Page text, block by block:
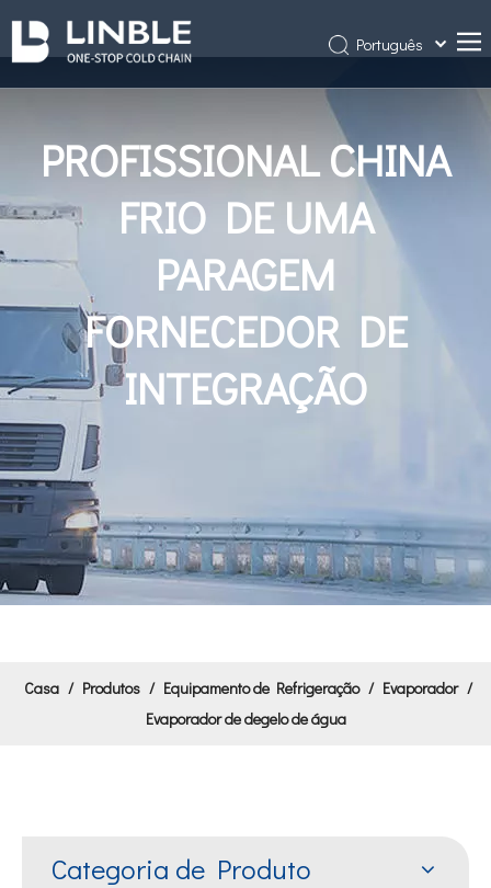
Sobre nós
Projetos
Notícia
Contate-Nos
Português
PROFISSIONAL CHINA
FRIO DE UMA
PARAGEM
FORNECEDOR DE
INTEGRAÇÃO
Casa / Produtos / Equipamento de Refrigeração / Evaporador /
Evaporador de degelo de água
Categoria de Produto